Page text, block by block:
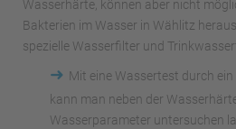
Wasserhärte, können aber nicht
Bakterien im Wasser in Wählitz
spezielle Wasserfilter und
➜ Mit eine Wassertest durch
kann man neben der
Wasserparameter untersuchen